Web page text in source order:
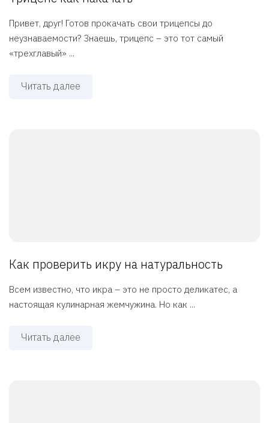
Привет, друг! Готов прокачать свои трицепсы до
неузнаваемости? Знаешь, трицепс – это тот самый
«трехглавый» ...
Читать далее
Как проверить икру на натуральность
Всем известно, что икра – это не просто деликатес, а
настоящая кулинарная жемчужина. Но как ...
Читать далее